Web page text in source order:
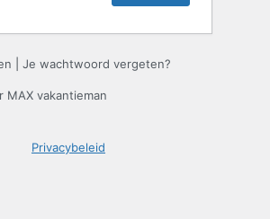
Je wachtwoord vergeten?
MAX vakantieman
Privacybeleid